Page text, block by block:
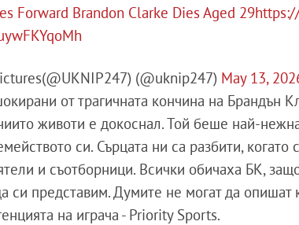
Forward Brandon Clarke Dies Aged 29
(@uknip247) May 13,
от трагичната кончина на Брандън
животи е докоснал. Той беше най-
си. Сърцата ни са разбити,
и съотборници. Всички обичаха БК,
си представим. Думите не могат да опишат
на играча - Priority Sports.